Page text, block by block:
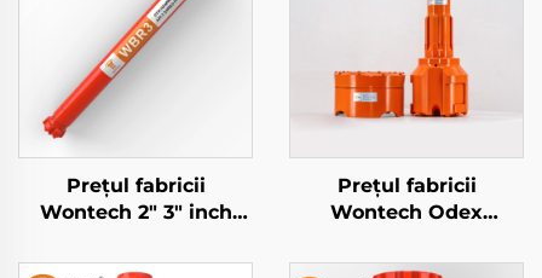
Prețul fabricii
Wontech 2" 3" inch
Hole DTH Hammer
Prețul fabricii
Wontech Odex
Casing DTH Bit pentru